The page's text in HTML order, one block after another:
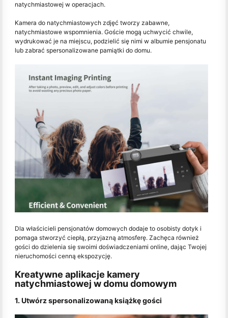
natychmiastowej w operacjach.
Kamera do natychmiastowych zdjęć tworzy zabawne,
natychmiastowe wspomnienia. Goście mogą uchwycić chwile,
wydrukować je na miejscu, podzielić się nimi w albumie pensjonatu
lub zabrać spersonalizowane pamiątki do domu.
Dla właścicieli pensjonatów domowych dodaje to osobisty dotyk i
pomaga stworzyć ciepłą, przyjazną atmosferę. Zachęca również
gości do dzielenia się swoimi doświadczeniami online, dając Twojej
nieruchomości cenną ekspozycję.
Kreatywne aplikacje kamery
natychmiastowej w domu domowym
1. Utwórz spersonalizowaną książkę gości